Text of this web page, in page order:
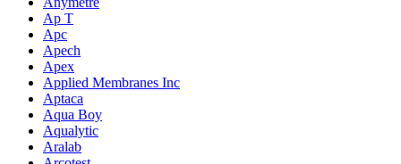
Ap T
Apc
Apech
Apex
Applied Membranes Inc
Aptaca
Aqua Boy
Aqualytic
Aralab